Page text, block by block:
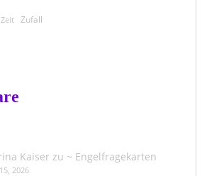
Zeit Zufall
Kaiserzu ~ Engelfragekarten
2026